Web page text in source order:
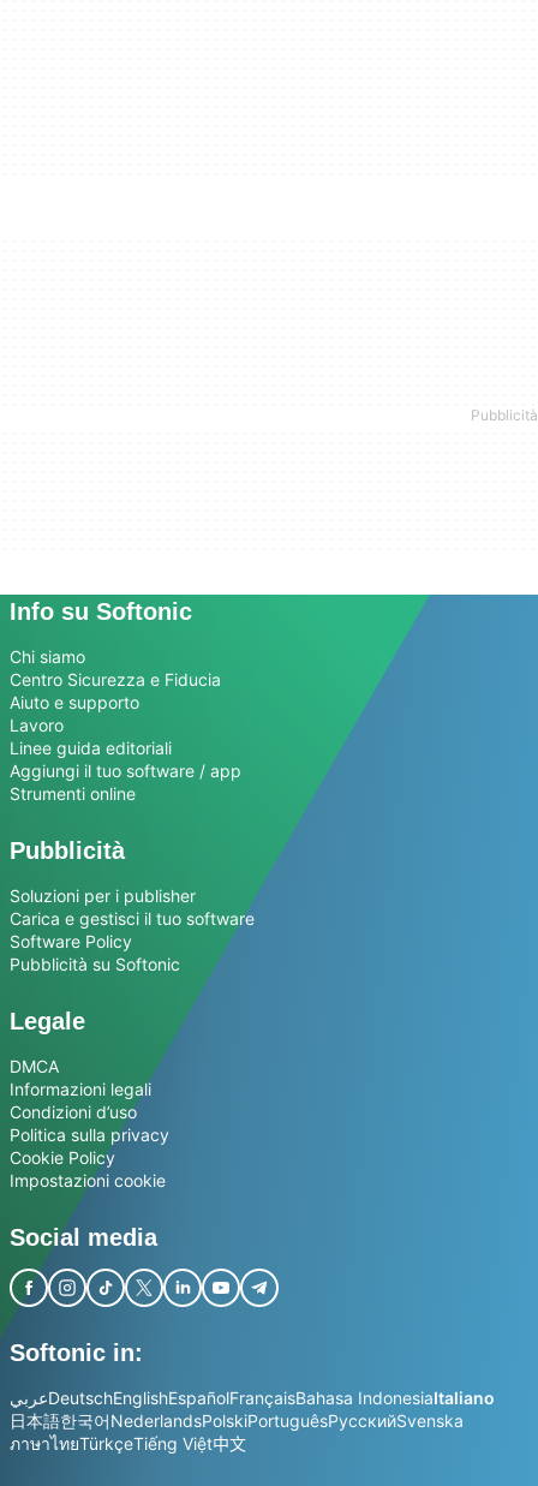
Info su Softonic
Chi siamo
Centro Sicurezza e Fiducia
Aiuto e supporto
Lavoro
Linee guida editoriali
Aggiungi il tuo software / app
Strumenti online
Pubblicità
Soluzioni per i publisher
Carica e gestisci il tuo software
Software Policy
Pubblicità su Softonic
Legale
DMCA
Informazioni legali
Condizioni d’uso
Politica sulla privacy
Cookie Policy
Impostazioni cookie
Social media
Softonic in:
عربيDeutschEnglishEspañolFrançaisBahasa IndonesiaItaliano
日本語한국어NederlandsPolskiPortuguêsРусскийSvenska
ภาษาไทยTürkçeTiếng Việt中文